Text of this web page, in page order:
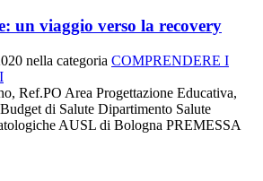
un viaggio verso la recovery
nella categoria COMPRENDERE I
Ref.PO Area Progettazione Educativa,
di Salute Dipartimento Salute
AUSL di Bologna PREMESSA